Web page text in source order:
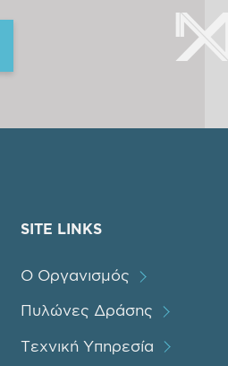
SITE LINKS
Ο Οργανισμός
Πυλώνες Δράσης
Τεχνική Υπηρεσία